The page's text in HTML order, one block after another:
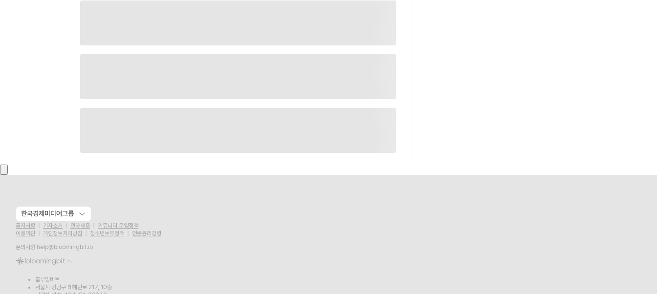
한국경제미디어그룹
공지사항 기자소개 인재채용
커뮤니티 운영정책
이용약관
개인정보처리방침 청소년보호정책
언론윤리강령
문의사항 help@bloomingbit.io
블루밍비트
서울시 강남구 테헤란로 217, 10층